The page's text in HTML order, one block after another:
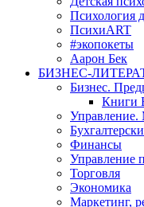
Психология
ПсихиART
#экопокеты
Аарон Бек
БИЗНЕС-
Бизнес.
Книги
Финансы
Управление
Торговля
Экономика
Маркетинг,